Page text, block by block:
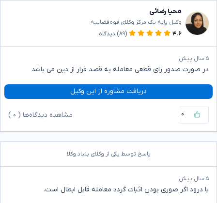
محیا رضائی
وکیل پایه یک مرکز وکلای قوه‌قضاییه
۴.۶
(۸۹) دیدگاه
۵ سال پیش
در صورت صدور رای قطعی معامله به قصد فرار از دین می باشد
دریافت مشاوره از این وکیل
۰ مشاهده دیدگاه‌ها ( ۰
پاسخ توسط یکی از وکلای بنیاد وکلا
۵ سال پیش
با درود اگر صوری بودن اثبات گردد معامله قابل ابطال است.